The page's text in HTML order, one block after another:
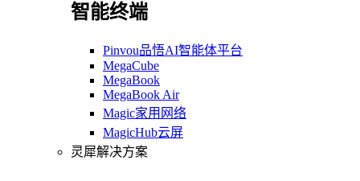
智能终端
Pinvou品悟AI智能体平台
MegaCube
MegaBook
MegaBook Air
Magic家用网络
MagicHub云屏
灵犀解决方案